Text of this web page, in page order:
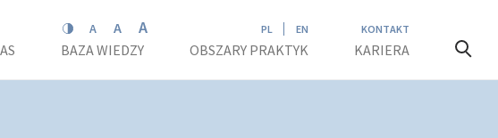
A A A PL EN KONTAKT
BAZA WIEDZY OBSZARY PRAKTYK KARIERA